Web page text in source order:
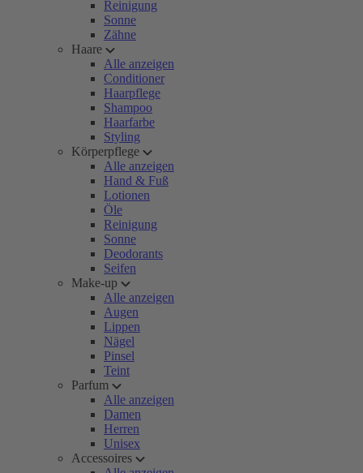
Reinigung
Sonne
Zähne
Haare
Alle anzeigen
Conditioner
Haarpflege
Shampoo
Haarfarbe
Styling
Körperpflege
Alle anzeigen
Hand & Fuß
Lotionen
Öle
Reinigung
Sonne
Deodorants
Seifen
Make-up
Alle anzeigen
Augen
Lippen
Nägel
Pinsel
Teint
Parfum
Alle anzeigen
Damen
Herren
Unisex
Accessoires